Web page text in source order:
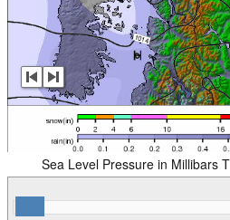
Sea Level Pressure in Millibars